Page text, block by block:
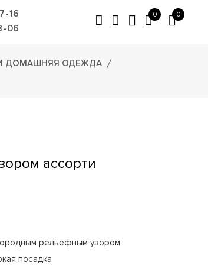
16
06
0 0
ДОМАШНЯЯ ОДЕЖДА
ассорти
рельефным узором
посадка